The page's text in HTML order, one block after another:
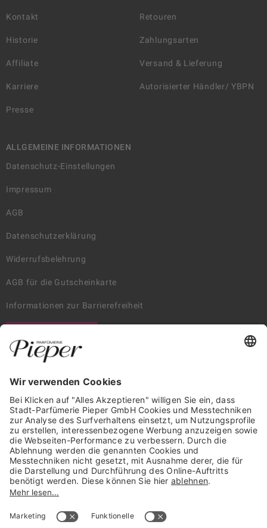
Kontakt
Historie
Affiliate
Karriere
Presse
Retouren
Zahlungsarten
Versand & Lieferung
Autorisierter Händler/ YBPN
ALLGEMEINE INFORMATIONEN
Datenschutz-Einstellungen
Impressum
AGB
Datenschutzerklärung
Widerrufsbelehrung
AGB für die Gutscheinkarte
Informationen zur Barrierefreiheit
Trusted Shops Mitglied seit 2010